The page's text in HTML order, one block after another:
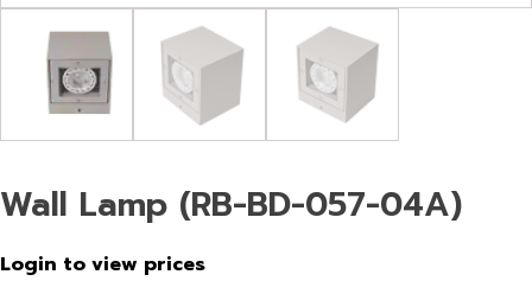
Wall Lamp (RB-BD-057-04A)
Login to view prices